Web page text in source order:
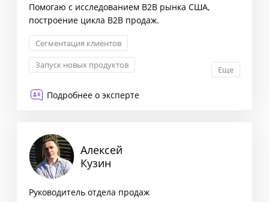
Помогаю с исследованием B2B рынка США,
построение цикла B2B продаж.
Сегментация клиентов
Запуск новых продуктов
Еще
Подробнее о эксперте
Алексей
Кузин
Руководитель отдела продаж